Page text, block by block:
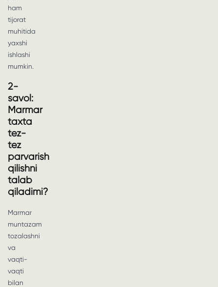
ham
tijorat
muhitida
yaxshi
ishlashi
mumkin.
2-
savol:
Marmar
taxta
tez-
tez
parvarish
qilishni
talab
qiladimi?
Marmar
muntazam
tozalashni
va
vaqti-
vaqti
bilan